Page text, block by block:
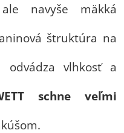
navyše mäkká
štruktúra na
odvádza vlhkosť a
schne veľmi